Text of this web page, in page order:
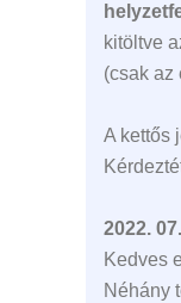
kitöltve
(csak az
A kettős
2022.
Kedves
Néhány